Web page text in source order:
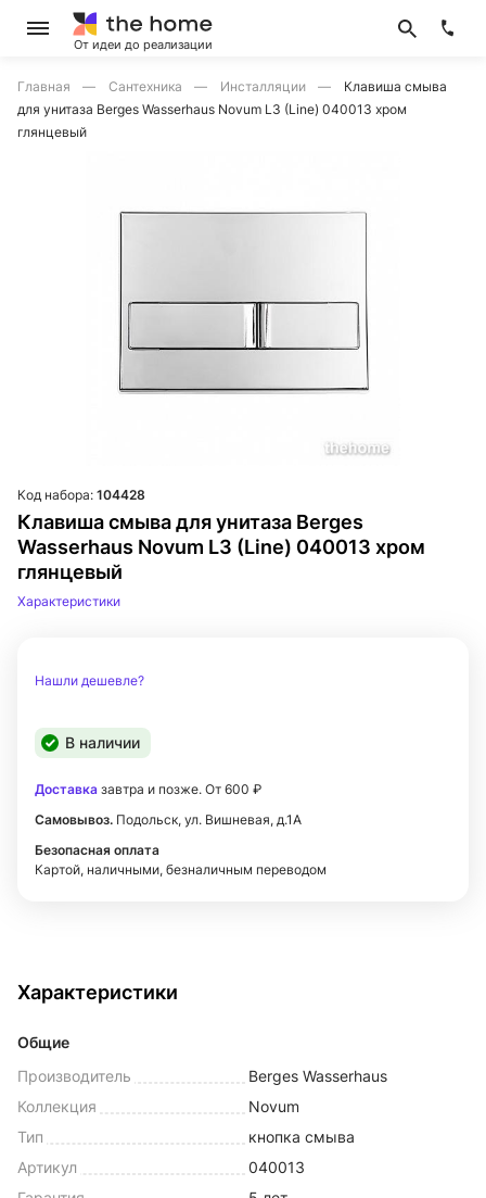
От идеи до реализации
Главная Сантехника Инсталляции
Клавиша смыва
для унитаза Berges Wasserhaus Novum L3 (Line) 040013 хром
глянцевый
Клавиша смыва для унитаза Berges
Wasserhaus Novum L3 (Line) 040013 хром
глянцевый
Код набора: 104428
Характеристики
Нашли дешевле?
В наличии
Доставка завтра и позже. От 600 ₽
Самовывоз. Подольск, ул. Вишневая, д.1А
Безопасная оплата
Картой, наличными, безналичным переводом
Характеристики
Общие
Производитель
Berges Wasserhaus
Коллекция
Novum
Тип
кнопка смыва
Артикул
040013